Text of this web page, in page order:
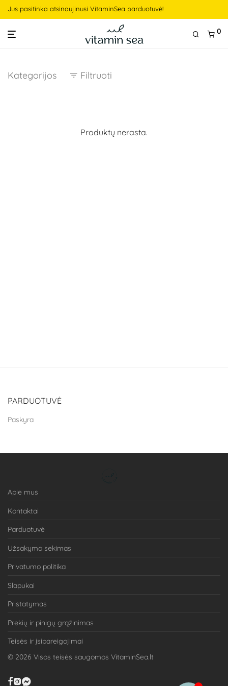
Jus pasitinka atsinaujinusi VitaminSea parduotuvė!
0
Kategorijos Filtruoti
Produktų nerasta.
PARDUOTUVĖ
Paskyra
Apie mus
Kontaktai
Parduotuvė
Užsakymo sekimas
Privatumo politika
Slapukai
Pristatymas
Prekių ir pinigų grąžinimas
Teisės ir įsipareigojimai
© 2026 Visos teisės saugomos VitaminSea.lt